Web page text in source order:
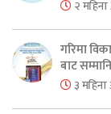
२
गरिमा
बाट
३